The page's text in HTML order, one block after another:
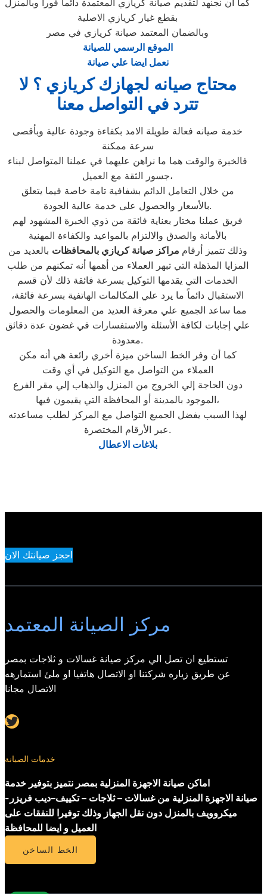
كما أن نجنهد لتقديم صيانة كريازي المعتمدة دائما فورا وبالمنزل
بقطع غيار كريازي الاصلية
وبالضمان المعتمد صيانة كريازي في مصر
الموقع الرسمي للصيانة
نعمل ايضا علي صيانة
محتاج صيانه لجهازك كريازي ؟ لا
تترد في التواصل معنا
خدمة صيانه فعالة طويلة الامد بكفاءة وجودة عالية وبأقصى
سرعة ممكنة
فالخبرة والوقت هما ما نراهن عليهما في عملنا المتواصل لبناء
جسور الثقة مع العميل،
من خلال التعامل الدائم بشفافية تامة خاصة فيما يتعلق
بالأسعار والحصول على خدمة عالية الجودة.
فريق عملنا مختار بعناية فائقة من ذوي الخبرة المشهود لهم
بالأمانة والصدق والالتزام بالمواعيد والكفاءة المهنية
وذلك تتميز أرقام مراكز صيانة كريازي بالمحافظات بالعديد من
المزايا المذهلة التي تبهر العملاء من أهمها أنه تمكنهم من طلب
الخدمات التي يقدمها التوكيل بسرعة فائقة ذلك لأن قسم
الاستقبال دائماً ما يرد علي المكالمات الهاتفية بسرعة فائقة،
مما ساعد الجميع علي معرفة العديد من المعلومات والحصول
علي إجابات لكافة الأسئلة والاستفسارات في غضون عدة دقائق
معدودة.
كما أن وفر الخط الساخن ميزة أخري رائعة هي أنه مكن
العملاء من التواصل مع التوكيل في أي وقت
دون الحاجة إلي الخروج من المنزل والذهاب إلي مقر الفرع
الموجود بالمدينة أو المحافظة التي يقيمون فيها،
لهذا السبب يفضل الجميع التواصل مع المركز لطلب مساعدته
عبر الأرقام المختصرة.
بلاغات الاعطال
احجز صيانتك الان
مركز الصيانة المعتمد
تستطيع ان تصل الي مركز صيانة غسالات و ثلاجات بمصر
عن طريق زياره شركتنا او الاتصال هاتفيا او ملئ استمارهه
الاتصال مجانا
Twitter
خدمات الصيانة
اماكن صيانة الاجهزة المنزلية بمصر نتميز بتوفير خدمة
صيانة الاجهزة المنزلية من غسالات – ثلاجات – تكييف–ديب فريزر-
ميكروويف بالمنزل دون نقل الجهاز وذلك توفيرا للنفقات على
العميل و ايضا للمحافظة
الخط الساخن